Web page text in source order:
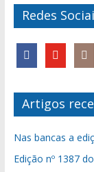
Redes
Artigos
Nas bancas a
Edição nº 1387